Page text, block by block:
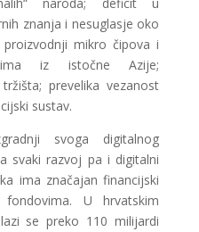
znanja i nesuglasje oko
mikro čipova i
iz istočne Azije;
prevelika vezanost
sustav.
svoga digitalnog
svaki razvoj pa i digitalni
ima značajan financijski
U hrvatskim
se preko 110 milijardi